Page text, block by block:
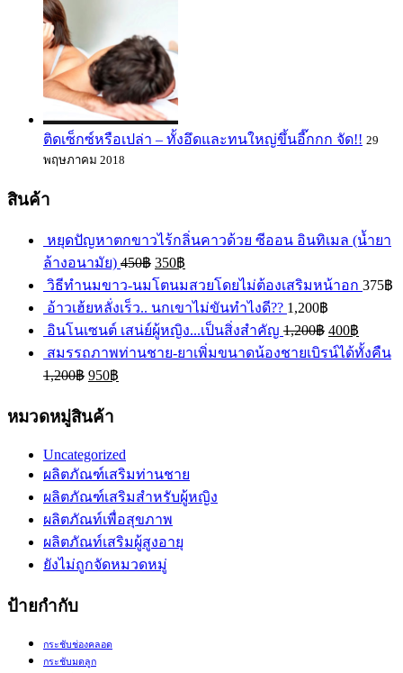
ติดเซ็กซ์หรือเปล่า – ทั้งอึดและทนใหญ่ขึ้นอี๊กกก จัด!! 29
พฤษภาคม 2018
สินค้า
หยุดปัญหาตกขาวไร้กลิ่นคาวด้วย ซีออน อินทิเมล (น้ำยา
ล้างอนามัย) 450฿ 350฿
วิธีทำนมขาว-นมโตนมสวยโดยไม่ต้องเสริมหน้าอก 375฿
อ้าวเฮ้ยหลั่งเร็ว.. นกเขาไม่ขันทำไงดี?? 1,200฿
อินโนเซนต์ เสน่ย์ผู้หญิง...เป็นสิ่งสำคัญ 1,200฿ 400฿
สมรรถภาพท่านชาย-ยาเพิ่มขนาดน้องชายเบิรน์ได้ทั้งคืน
1,200฿ 950฿
หมวดหมู่สินค้า
Uncategorized
ผลิตภัณฑ์เสริมท่านชาย
ผลิตภัณฑ์เสริมสำหรับผู้หญิง
ผลิตภัณท์เพื่อสุขภาพ
ผลิตภัณท์เสริมผู้สูงอายุ
ยังไม่ถูกจัดหมวดหมู่
ป้ายกำกับ
กระชับช่องคลอด
กระชับมดลูก